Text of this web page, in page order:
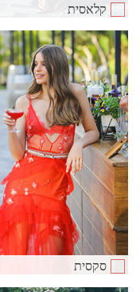
קלאסית
סקסית